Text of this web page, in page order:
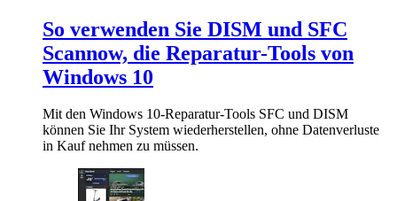
So verwenden Sie DISM und SFC
Scannow, die Reparatur-Tools von
Windows 10
Mit den Windows 10-Reparatur-Tools SFC und DISM
können Sie Ihr System wiederherstellen, ohne Datenverluste
in Kauf nehmen zu müssen.